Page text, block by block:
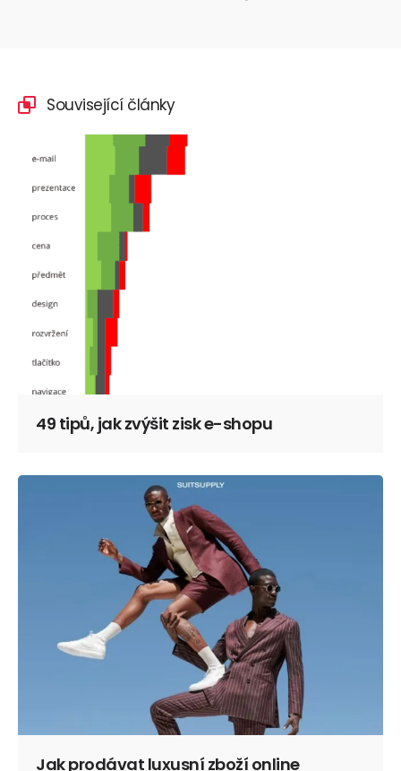
Související články
49 tipů, jak zvýšit zisk e-shopu
Jak prodávat luxusní zboží online